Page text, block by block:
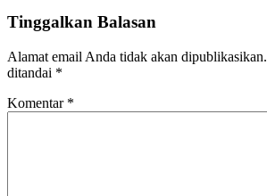
Tinggalkan Balasan
Alamat email Anda tidak akan dipublikasikan.
ditandai *
Komentar *